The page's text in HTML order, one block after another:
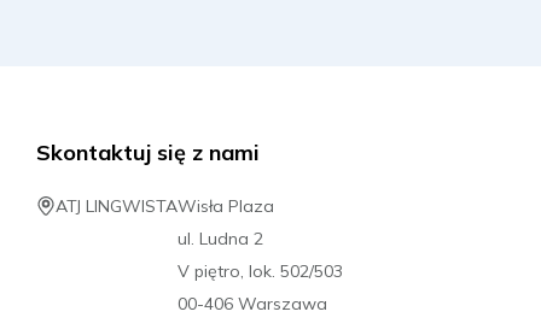
Skontaktuj się z nami
ATJ LINGWISTAWisła Plaza
ul. Ludna 2
V piętro, lok. 502/503
00-406 Warszawa